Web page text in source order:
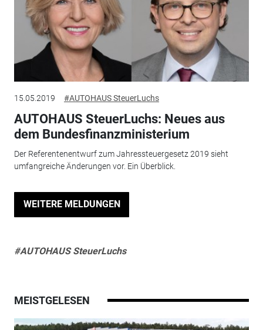
15.05.2019 #AUTOHAUS SteuerLuchs
AUTOHAUS SteuerLuchs: Neues aus
dem Bundesfinanzministerium
Der Referentenentwurf zum Jahressteuergesetz 2019 sieht
umfangreiche Änderungen vor. Ein Überblick.
WEITERE MELDUNGEN
#AUTOHAUS SteuerLuchs
MEISTGELESEN